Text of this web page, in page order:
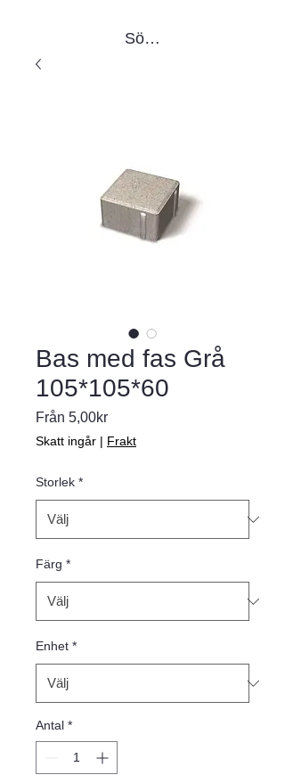
Sök produkter
Bas med fas Grå
105*105*60
Från 5,00krReapris
Skatt ingår | Frakt
Storlek *
Färg *
Enhet *
Antal *